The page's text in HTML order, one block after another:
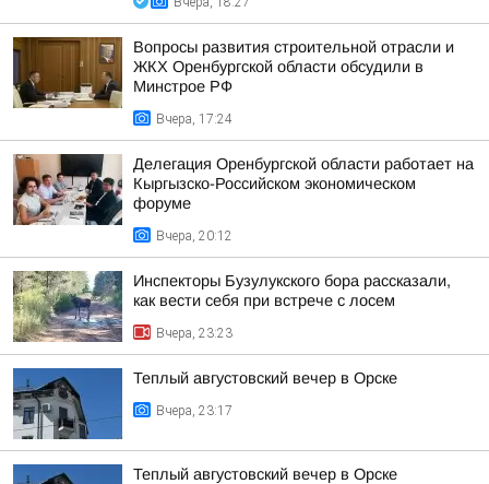
Вопросы развития строительной отрасли и
ЖКХ Оренбургской области обсудили в
Минстрое РФ
Вчера, 17:24
Делегация Оренбургской области работает на
Кыргызско-Российском экономическом
форуме
Вчера, 20:12
Инспекторы Бузулукского бора рассказали,
как вести себя при встрече с лосем
Вчера, 23:23
Теплый августовский вечер в Орске
Вчера, 23:17
Теплый августовский вечер в Орске